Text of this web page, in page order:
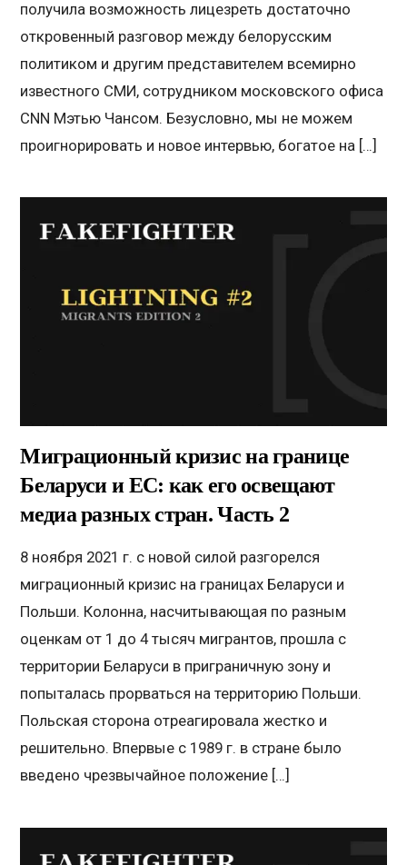
получила возможность лицезреть достаточно
откровенный разговор между белорусским
политиком и другим представителем всемирно
известного СМИ, сотрудником московского офиса
CNN Мэтью Чансом. Безусловно, мы не можем
проигнорировать и новое интервью, богатое на […]
Миграционный кризис на границе
Беларуси и ЕС: как его освещают
медиа разных стран. Часть 2
8 ноября 2021 г. с новой силой разгорелся
миграционный кризис на границах Беларуси и
Польши. Колонна, насчитывающая по разным
оценкам от 1 до 4 тысяч мигрантов, прошла с
территории Беларуси в приграничную зону и
попыталась прорваться на территорию Польши.
Польская сторона отреагировала жестко и
решительно. Впервые с 1989 г. в стране было
введено чрезвычайное положение […]